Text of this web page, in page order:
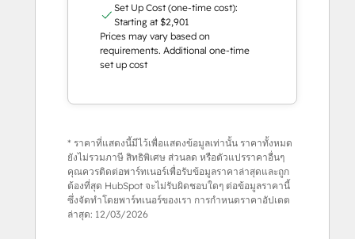
Set Up Cost (one-time cost):
Starting at $2,901
Prices may vary based on
requirements. Additional one-time
set up cost
* ราคาที่แสดงนี้มีไว้เพื่อแสดงข้อมูลเท่านั้น ราคาทั้งหมด
ยังไม่รวมภาษี สิทธิพิเศษ ส่วนลด หรือตัวแปรราคาอื่นๆ
คุณควรติดต่อพาร์ทเนอร์เพื่อรับข้อมูลราคาล่าสุดและถูก
ต้องที่สุด HubSpot จะไม่รับผิดชอบใดๆ ต่อข้อมูลราคานี้
ซึ่งจัดทำโดยพาร์ทเนอร์ของเรา การกำหนดราคาอัปเดต
ล่าสุด: 12/03/2026